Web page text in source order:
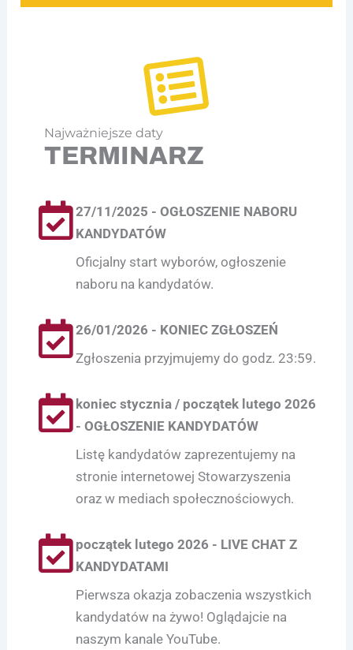
Najważniejsze daty
TERMINARZ
27/11/2025 - OGŁOSZENIE NABORU
KANDYDATÓW
Oficjalny start wyborów, ogłoszenie
naboru na kandydatów.
26/01/2026 - KONIEC ZGŁOSZEŃ
Zgłoszenia przyjmujemy do godz. 23:59.
koniec stycznia / początek lutego 2026
- OGŁOSZENIE KANDYDATÓW
Listę kandydatów zaprezentujemy na
stronie internetowej Stowarzyszenia
oraz w mediach społecznościowych.
początek lutego 2026 - LIVE CHAT Z
KANDYDATAMI
Pierwsza okazja zobaczenia wszystkich
kandydatów na żywo! Oglądajcie na
naszym kanale YouTube.